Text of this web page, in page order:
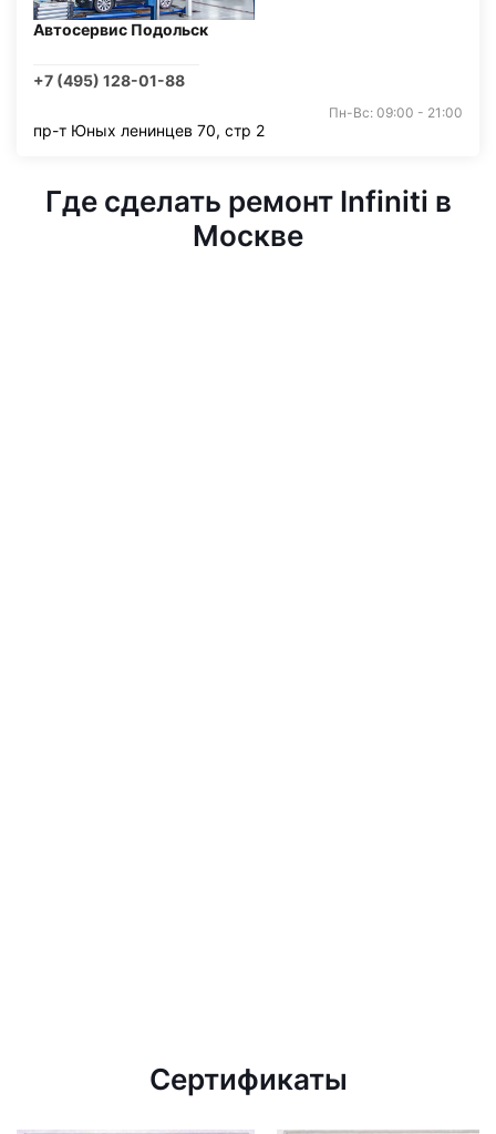
Автосервис Подольск
+7 (495) 128-01-88
Пн-Вс: 09:00 - 21:00
пр-т Юных ленинцев 70, стр 2
Где сделать ремонт Infiniti в
Москве
Сертификаты